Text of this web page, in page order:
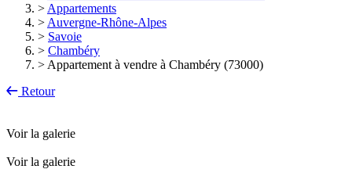
> Appartements
> Auvergne-Rhône-Alpes
> Savoie
> Chambéry
> Appartement à vendre à Chambéry (73000)
Retour
Voir la galerie
Voir la galerie